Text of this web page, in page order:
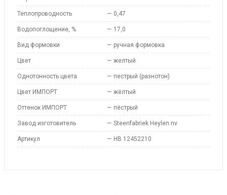
Теплопроводность — 0,47
Водопоглощение, % — 17,0
Вид формовки — ручная формовка
Цвет — желтый
Однотонность цвета — пестрый (разнотон)
Цвет ИМПОРТ — жёлтый
Оттенок ИМПОРТ — пёстрый
Завод изготовитель — Steenfabriek Heylen nv
Артикул — HB 12452210